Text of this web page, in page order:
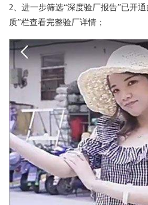
2、进一步筛选“深度验厂报告”已开
质”栏查看完整验厂详情；